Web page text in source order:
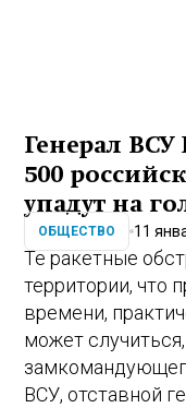
Генерал ВСУ
500
упадут на
ОБЩЕСТВО 11
Те ракетные
территории, что
времени,
может
ВСУ, отставной